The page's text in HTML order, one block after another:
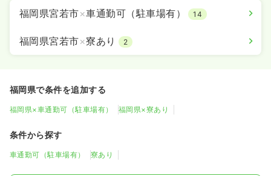
福岡県宮若市×車通勤可（駐車場有） 14
福岡県宮若市×寮あり 2
福岡県で条件を追加する
福岡県×車通勤可（駐車場有） 福岡県×寮あり
条件から探す
車通勤可（駐車場有） 寮あり